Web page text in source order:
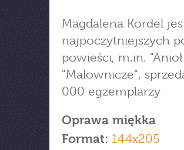
Magdalena Kordel
najpoczytniejszych
powieści, m.in.
"Malownicze",
000 egzemplarzy
Oprawa miękka
Format: 144x205